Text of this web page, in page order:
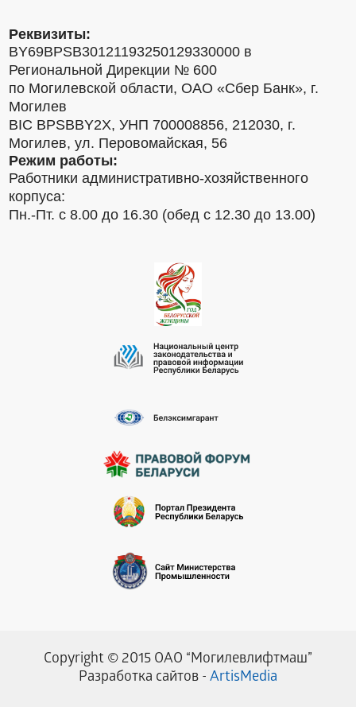
Реквизиты:
BY69BPSB30121193250129330000 в
Региональной Дирекции № 600
по Могилевской области, ОАО «Сбер Банк», г.
Могилев
BIC BPSBBY2X, УНП 700008856, 212030, г.
Могилев, ул. Перовомайская, 56
Режим работы:
Работники административно-хозяйственного
корпуса:
Пн.-Пт. с 8.00 до 16.30 (обед с 12.30 до 13.00)
Разработка сайтов - ArtisMedia
Copyright © 2015 ОАО “Могилевлифтмаш”